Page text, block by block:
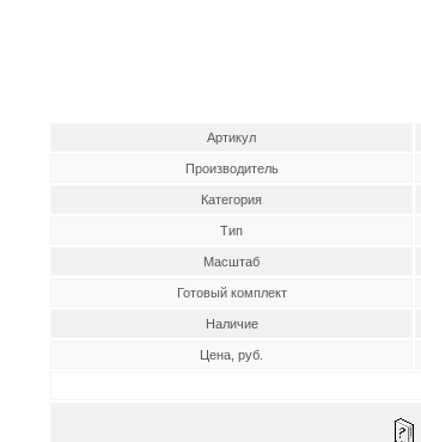
Артикул
Производитель
Категория
Тип
Масштаб
Готовый комплект
Наличие
Цена, руб.